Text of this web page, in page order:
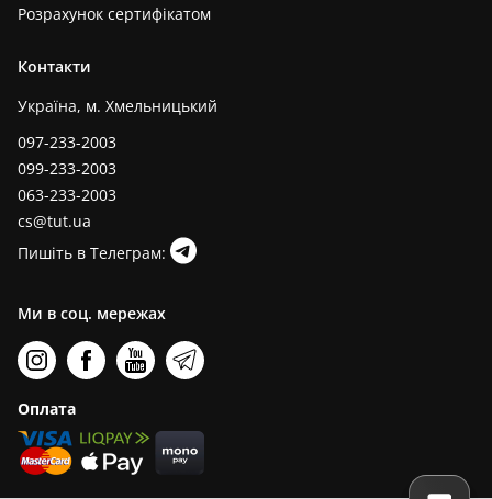
Розрахунок сертифікатом
Контакти
Україна, м. Хмельницький
097-233-2003
099-233-2003
063-233-2003
cs@tut.ua
Пишіть в Телеграм:
Ми в соц. мережах
Оплата